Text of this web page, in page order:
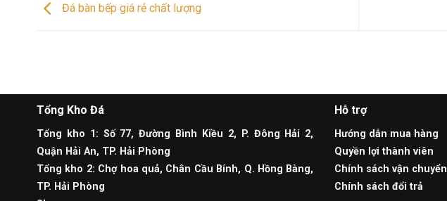
Đá bàn bếp giá rẻ chất lượng
Tổng Kho Đá
Tổng kho 1: Số 77, Đường Bình Kiều 2, P. Đông Hải 2,
Quận Hải An, TP. Hải Phòng
Tổng kho 2: Chợ hoa quả, Chân Cầu Bính, Q. Hồng Bàng,
TP. Hải Phòng
Hỗ trợ
Hướng dẫn mua hàng
Quyền lợi thành viên
Chính sách vận chuyển
Chính sách đổi trả